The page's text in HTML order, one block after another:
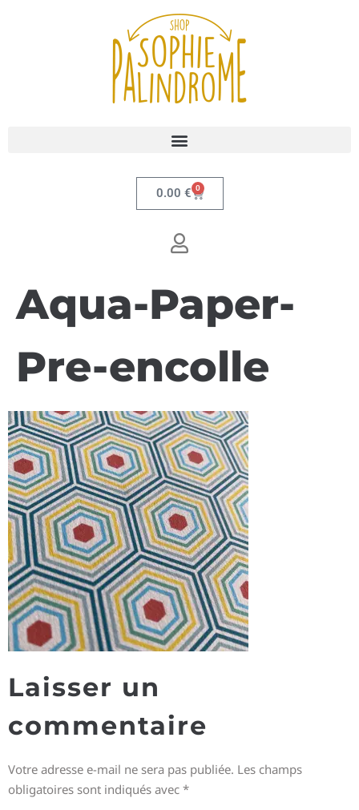
0.00 € 0
Aqua-Paper-
Pre-encolle
Laisser un
commentaire
Votre adresse e-mail ne sera pas publiée. Les champs
obligatoires sont indiqués avec *